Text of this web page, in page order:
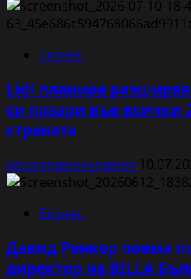
Бизнес
Lidl планира
си пазари във всички
страната
petarangelovangelov
Бизнес
Давид Ренкер поема
директор на BILLA